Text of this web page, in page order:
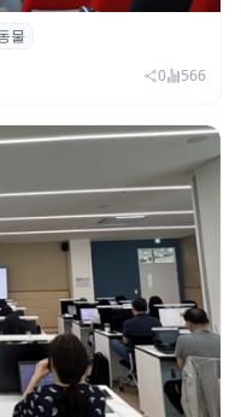
를 위한 재난안전
물
0 566